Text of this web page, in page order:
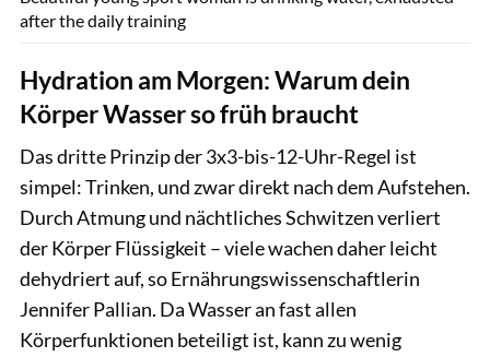
after the daily training
Hydration am Morgen: Warum dein
Körper Wasser so früh braucht
Das dritte Prinzip der 3x3-bis-12-Uhr-Regel ist
simpel: Trinken, und zwar direkt nach dem Aufstehen.
Durch Atmung und nächtliches Schwitzen verliert
der Körper Flüssigkeit – viele wachen daher leicht
dehydriert auf, so Ernährungswissenschaftlerin
Jennifer Pallian. Da Wasser an fast allen
Körperfunktionen beteiligt ist, kann zu wenig